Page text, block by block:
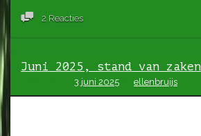
2 Reacties
Juni 2025, stand van zaken
3 juni 2025 ellenbruijs